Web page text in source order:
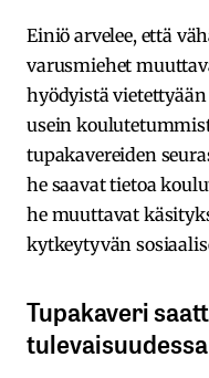
Einiö arvelee, että
varusmiehet
hyödyistä
usein
tupakavereiden
he saavat tietoa
he muuttavat
kytkeytyvän
Tupakaveri